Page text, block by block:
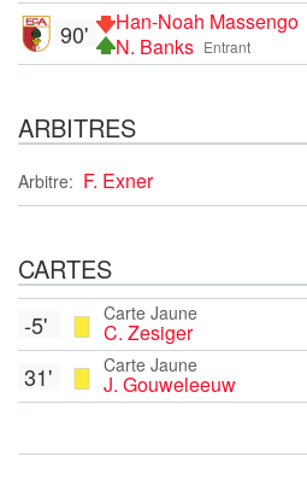
Han-Noah Massengo
Entrant
N. Banks
90'
ARBITRES
Arbitre: F. Exner
CARTES
Carte Jaune
C. Zesiger
-5'
Carte Jaune
J. Gouweleeuw
31'